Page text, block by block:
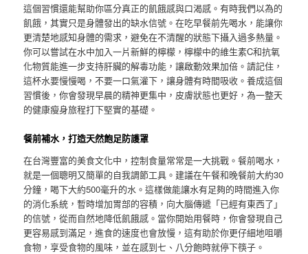
這個習慣還能幫助你區分真正的飢餓感與口渴感。有時我們以為的
飢餓，其實只是身體發出的缺水信號。在吃早餐前先喝水，能讓你
更清楚地感知身體的需求，避免在不清醒的狀態下攝入過多熱量。
你可以嘗試在水中加入一片新鮮的檸檬，檸檬中的維生素C和抗氧
化物質能進一步支持肝臟的解毒功能，讓啟動效果加倍。請記住，
這杯水要慢慢喝，不要一口氣灌下，讓身體有時間吸收。養成這個
習慣後，你會發現早晨的精神更集中，皮膚狀態也更好，為一整天
的健康瘦身旅程打下堅實的基礎。
餐前補水，打造天然飽足防護罩
在台灣豐富的美食文化中，控制食量常常是一大挑戰。餐前喝水，
就是一個聰明又簡單的自我調節工具。建議在午餐和晚餐前大約30
分鐘，喝下大約500毫升的水。這樣做能讓水有足夠的時間進入你
的消化系統，暫時增加胃部的容積，向大腦傳遞「已經有東西了」
的信號，從而自然地降低飢餓感。當你開始用餐時，你會發現自己
更容易感到滿足，進食的速度也會放慢，這有助於你更仔細地咀嚼
食物，享受食物的風味，並在感到七、八分飽時就停下筷子。